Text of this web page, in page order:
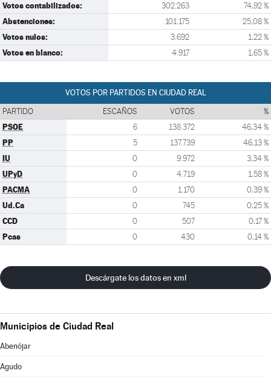
Votos contabilizados: 302.263 74,92 %
Abstenciones: 101.175 25,08 %
Votos nulos: 3.692 1,22 %
Votos en blanco: 4.917 1,65 %
VOTOS POR PARTIDOS EN CIUDAD REAL
PARTIDO ESCAÑOS VOTOS %
PSOE 6 138.372 46,34 %
PP 5 137.739 46,13 %
IU 0 9.972 3,34 %
UPyD 0 4.719 1,58 %
PACMA 0 1.170 0,39 %
Ud.Ca 0 745 0,25 %
CCD 0 507 0,17 %
Pcas 0 430 0,14 %
Descárgate los datos en xml
Municipios de Ciudad Real
Abenójar
Agudo